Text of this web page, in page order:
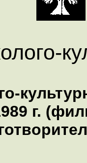
г.